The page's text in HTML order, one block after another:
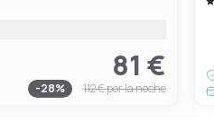
81 €
-28% 112 €por la noche